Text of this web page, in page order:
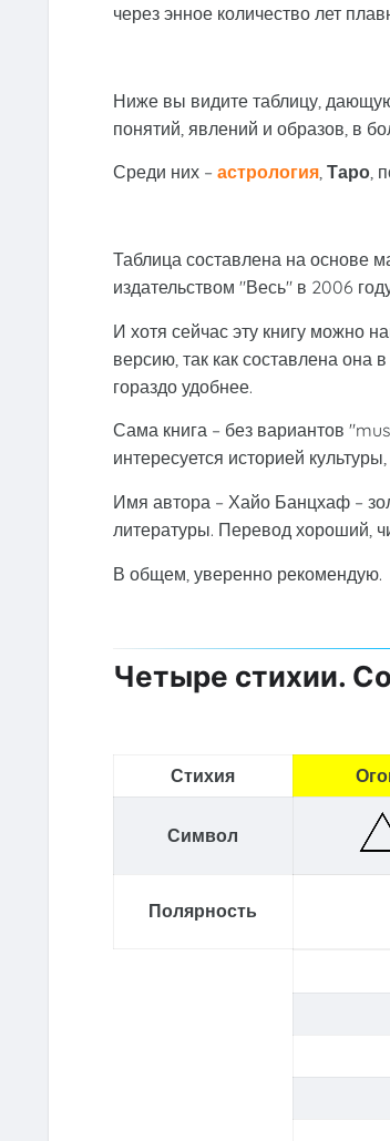
через энное количество лет
Ниже вы видите таблицу,
понятий, явлений и образов, в
Среди них – астрология, Таро,
Таблица составлена на основе
издательством "Весь" в 2006
И хотя сейчас эту книгу можно
версию, так как составлена она
гораздо удобнее.
Сама книга – без вариантов
интересуется историей
Имя автора – Хайо Банцхаф –
литературы. Перевод хороший,
В общем, уверенно рекомендую.
Четыре стихии.
Стихия
Символ
Полярность